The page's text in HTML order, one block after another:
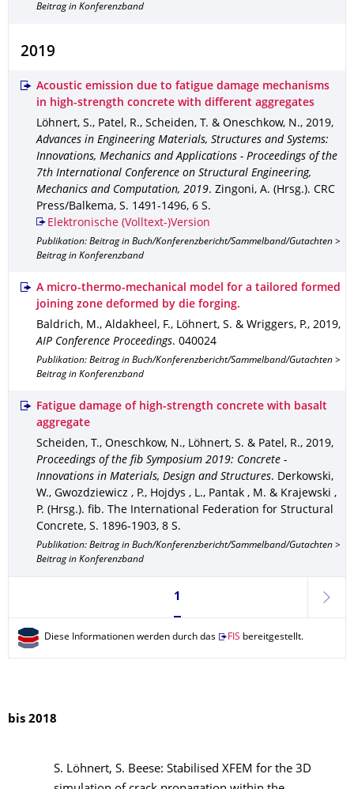
Beitrag in Konferenzband
2019
Acoustic emission due to fatigue damage mechanisms
in high-strength concrete with different aggregates
Löhnert, S., Patel, R., Scheiden, T. & Oneschkow, N., 2019,
Advances in Engineering Materials, Structures and Systems:
Innovations, Mechanics and Applications - Proceedings of the
7th International Conference on Structural Engineering,
Mechanics and Computation, 2019. Zingoni, A. (Hrsg.). CRC
Press/Balkema, S. 1491-1496, 6 S.
Elektronische (Volltext-)Version
Publikation: Beitrag in Buch/Konferenzbericht/Sammelband/Gutachten >
Beitrag in Konferenzband
A micro-thermo-mechanical model for a tailored formed
joining zone deformed by die forging.
Baldrich, M., Aldakheel, F., Löhnert, S. & Wriggers, P., 2019,
AIP Conference Proceedings. 040024
Publikation: Beitrag in Buch/Konferenzbericht/Sammelband/Gutachten >
Beitrag in Konferenzband
Fatigue damage of high-strength concrete with basalt
aggregate
Scheiden, T., Oneschkow, N., Löhnert, S. & Patel, R., 2019,
Proceedings of the fib Symposium 2019: Concrete -
Innovations in Materials, Design and Structures. Derkowski,
W., Gwozdziewicz , P., Hojdys , L., Pantak , M. & Krajewski ,
P. (Hrsg.). fib. The International Federation for Structural
Concrete, S. 1896-1903, 8 S.
Publikation: Beitrag in Buch/Konferenzbericht/Sammelband/Gutachten >
Beitrag in Konferenzband
Seite 1, aktuell ausgewählt
1
weiter
Diese Informationen werden durch das FIS bereitgestellt.
bis 2018
S. Löhnert, S. Beese: Stabilised XFEM for the 3D